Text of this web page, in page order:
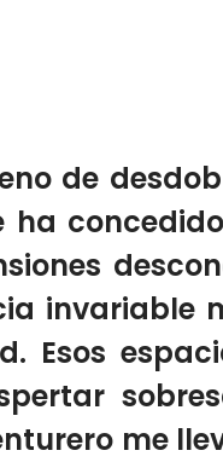
de
ha
invariable
Esos
me